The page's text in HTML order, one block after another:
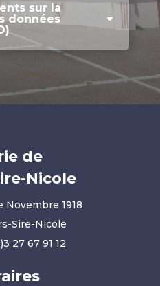
sur la
données
de
Nicole
Novembre 1918
Sire-Nicole
27 67 91 12